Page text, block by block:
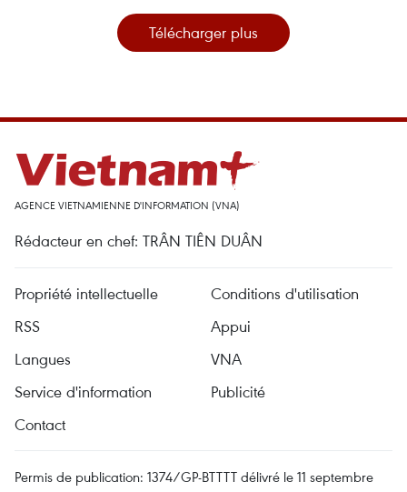
Télécharger plus
AGENCE VIETNAMIENNE D'INFORMATION (VNA)
Rédacteur en chef: TRÂN TIÊN DUÂN
Propriété intellectuelle
Conditions d'utilisation
RSS
Appui
Langues
VNA
Service d'information
Publicité
Contact
Permis de publication: 1374/GP-BTTTT délivré le 11 septembre